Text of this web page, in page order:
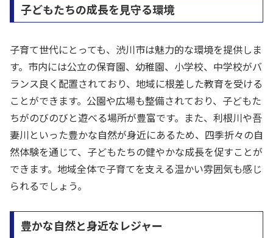
子どもたちの成長を見守る環境
子育て世代にとっても、渋川市は魅力的な環境を提供しま
す。市内には公立の保育園、幼稚園、小学校、中学校がバ
ランス良く配置されており、地域に根差した教育を受ける
ことができます。公園や広場も整備されており、子どもた
ちがのびのびと遊べる場所が豊富です。また、利根川や吾
妻川といった豊かな自然が身近にあるため、四季折々の自
然体験を通じて、子どもたちの健やかな成長を促すことが
できます。地域全体で子育てを支える温かい雰囲気も感じ
られるでしょう。
豊かな自然と身近なレジャー